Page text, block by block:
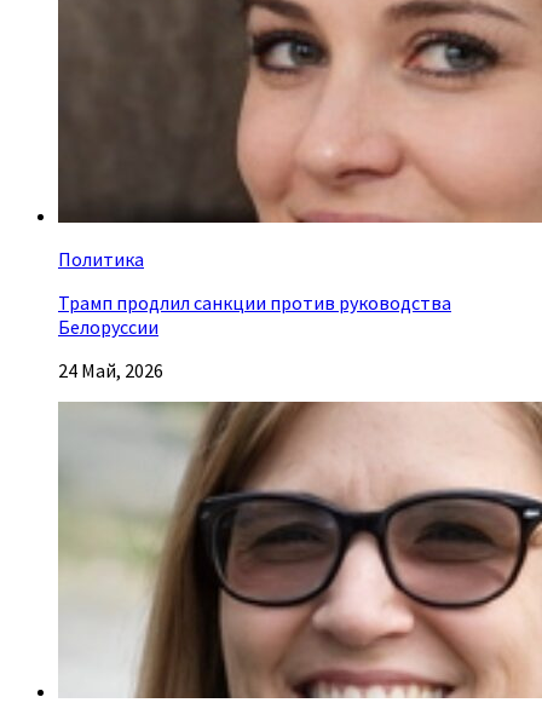
Политика
Трамп продлил санкции против руководства
Белоруссии
24 Май, 2026